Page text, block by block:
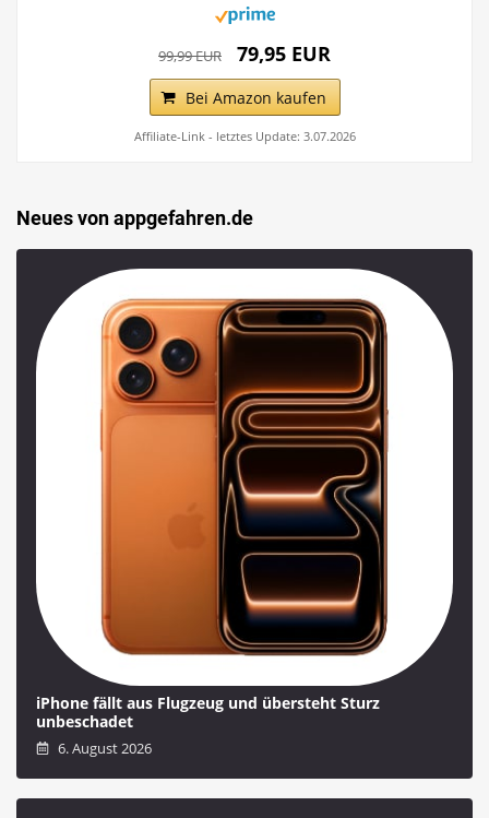
99,99 EUR 79,95 EUR
Bei Amazon kaufen
Affiliate-Link - letztes Update: 3.07.2026
Neues von appgefahren.de
iPhone fällt aus Flugzeug und übersteht Sturz
unbeschadet
6. August 2026